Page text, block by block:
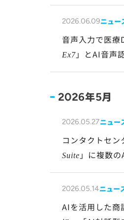
2026.06.09ニュー
音声入力で医療
Ex7」とAI音声
20,000施設突
2026年5月
2026.05.27ニュー
コンタクトセ
Suite 」に複数
2026.05.14ニュー
AIを活用した商